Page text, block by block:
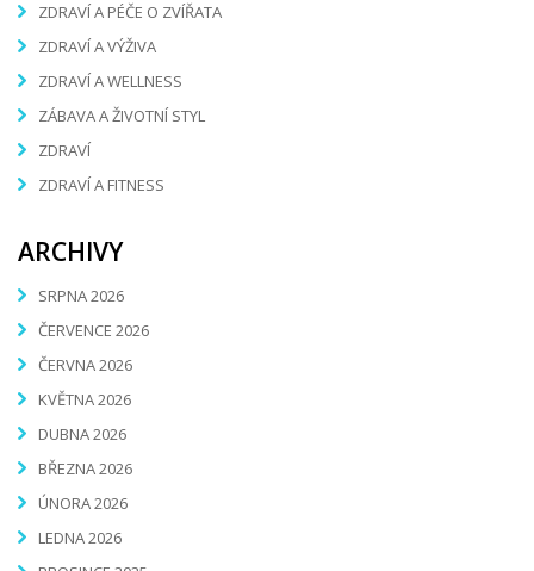
ZDRAVÍ A PÉČE O ZVÍŘATA
ZDRAVÍ A VÝŽIVA
ZDRAVÍ A WELLNESS
ZÁBAVA A ŽIVOTNÍ STYL
ZDRAVÍ
ZDRAVÍ A FITNESS
ARCHIVY
SRPNA 2026
ČERVENCE 2026
ČERVNA 2026
KVĚTNA 2026
DUBNA 2026
BŘEZNA 2026
ÚNORA 2026
LEDNA 2026